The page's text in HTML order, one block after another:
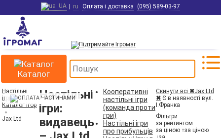
UA | ru Оплата і доставка (095) 589-03-97
Каталог
Настільні
ігри
Каталог ігор
Jax Ltd
Настільні
ігри:
видавець
Кооперативні
настільні ігри
(команда проти
гри)
Настільні ігри
про прибульців
Скинути всі ✖Jax Ltd
✖ Є в наявності вул.
І.Франка
Фільтри
за рейтингом
за ціною ↑за ціною